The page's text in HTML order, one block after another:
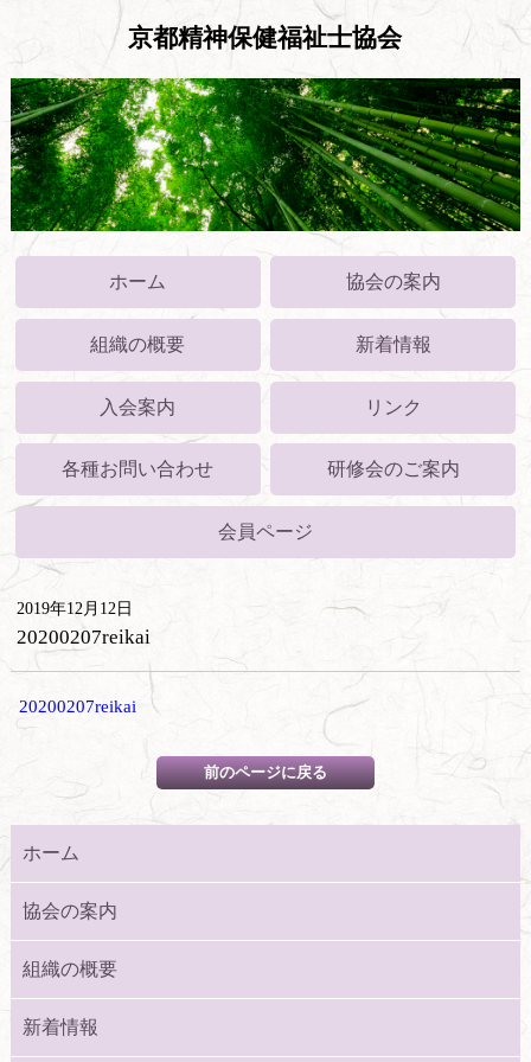
京都精神保健福祉士協会
ホーム 協会の案内
組織の概要 新着情報
入会案内 リンク
各種お問い合わせ 研修会のご案内
会員ページ
2019年12月12日
20200207reikai
20200207reikai
ホーム
協会の案内
組織の概要
新着情報